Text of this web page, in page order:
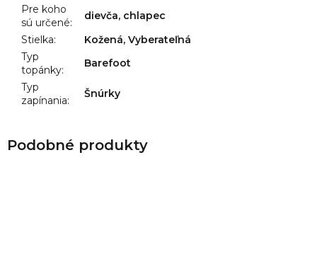
Pre koho
sú určené:
dievča, chlapec
Stielka:
Kožená, Vyberateľná
Typ
topánky:
Barefoot
Typ
zapínania:
Šnúrky